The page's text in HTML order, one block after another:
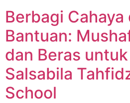
Berbagi Cahaya
Bantuan:
dan Beras
Salsabila
School